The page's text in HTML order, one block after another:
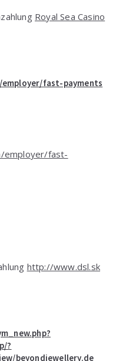
Royal Sea Casino
fast-payments
employer/fast-
http://www.dsl.sk
?
beyondjewellery.de